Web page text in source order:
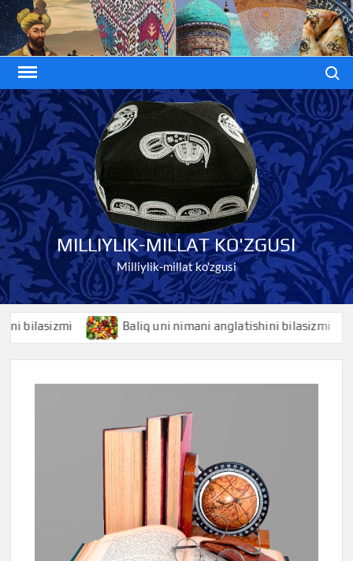
Skip
to
content
MILLIYLIK-MILLAT KO'ZGUSI
Milliylik-millat ko'zgusi
Baliq uni nimani anglatishini bilasizmi